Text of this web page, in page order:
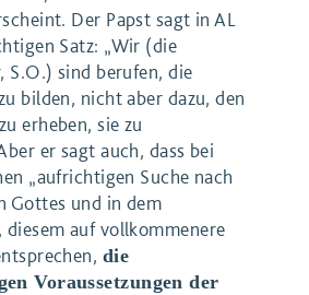
Der Papst sagt in AL
Satz: „Wir (die
S.O.) sind berufen, die
bilden, nicht aber dazu, den
erheben, sie zu
er sagt auch, dass bei
„aufrichtigen Suche nach
Gottes und in dem
diesem auf vollkommenere
die
Voraussetzungen der